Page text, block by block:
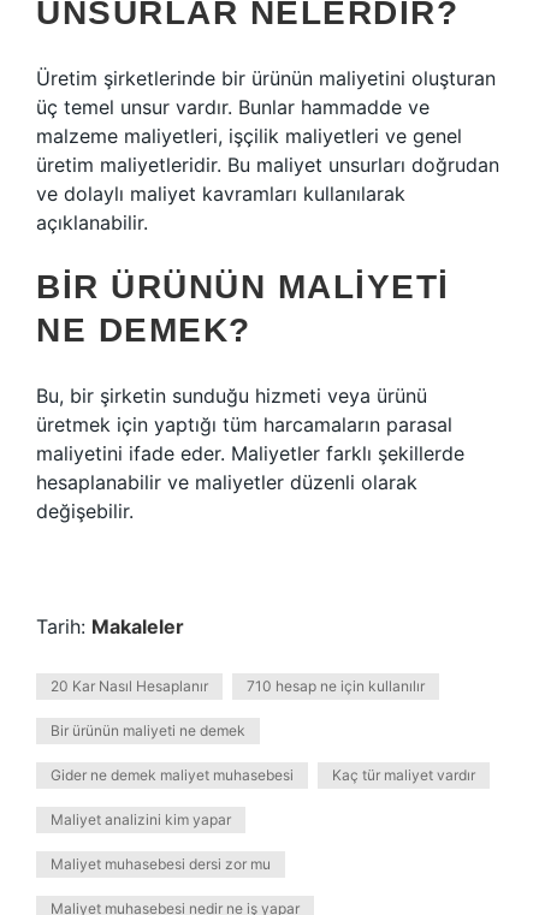
UNSURLAR NELERDIR?
Üretim şirketlerinde bir ürünün maliyetini oluşturan
üç temel unsur vardır. Bunlar hammadde ve
malzeme maliyetleri, işçilik maliyetleri ve genel
üretim maliyetleridir. Bu maliyet unsurları doğrudan
ve dolaylı maliyet kavramları kullanılarak
açıklanabilir.
BIR ÜRÜNÜN MALIYETI
NE DEMEK?
Bu, bir şirketin sunduğu hizmeti veya ürünü
üretmek için yaptığı tüm harcamaların parasal
maliyetini ifade eder. Maliyetler farklı şekillerde
hesaplanabilir ve maliyetler düzenli olarak
değişebilir.
Tarih: Makaleler
20 Kar Nasıl Hesaplanır 710 hesap ne için kullanılır
Bir ürünün maliyeti ne demek
Gider ne demek maliyet muhasebesi Kaç tür maliyet vardır
Maliyet analizini kim yapar
Maliyet muhasebesi dersi zor mu
Maliyet muhasebesi nedir ne iş yapar